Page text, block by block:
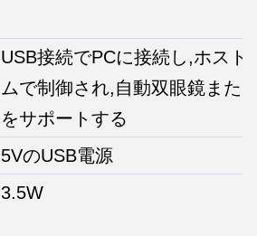
USB接続でPCに接続し,ホスト
ムで制御され,自動双眼鏡また
をサポートする
5VのUSB電源
3.5W